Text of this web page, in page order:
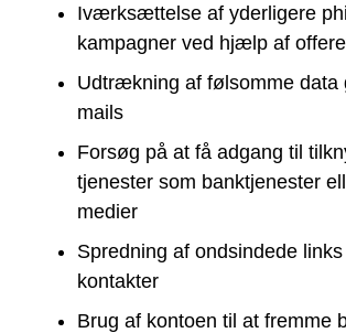
Iværksættelse af yderligere
kampagner ved hjælp af
Udtrækning af følsomme data
mails
Forsøg på at få adgang til
tjenester som banktjenester
medier
Spredning af ondsindede
kontakter
Brug af kontoen til at fremme